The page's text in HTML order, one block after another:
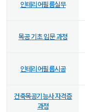
인테리어필름실무
목공 기초 입문 과정
인테리어필름시공
건축목공기능사 자격증
과정